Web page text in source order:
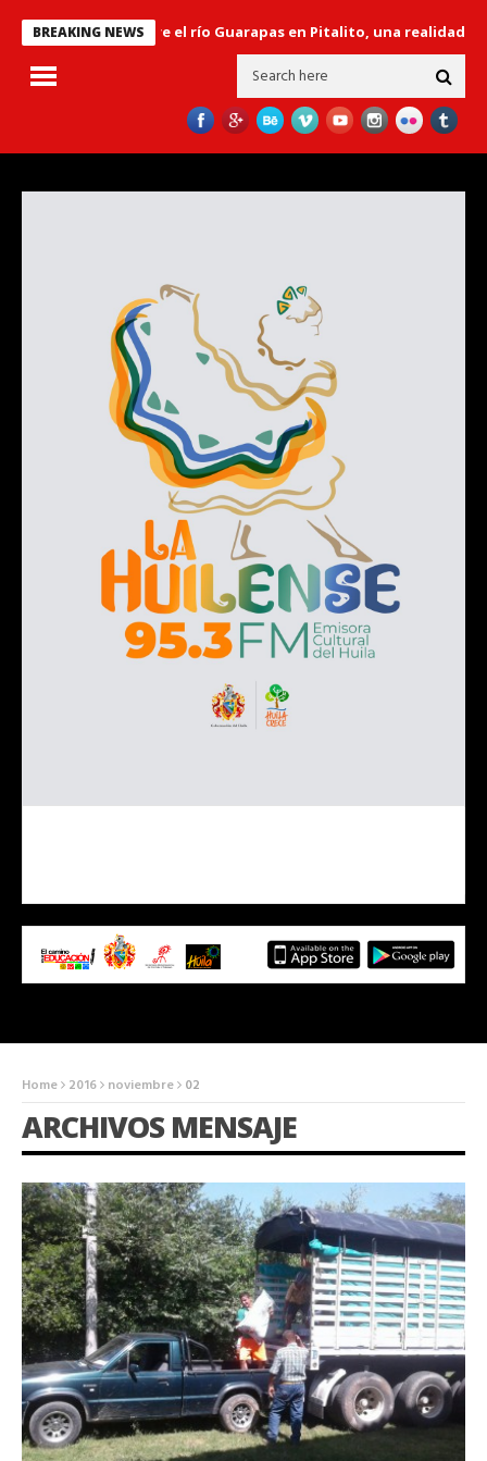
BREAKING NEWS
Libertador’ sobre el río Guarapas en Pitalito, una realidad en el
Home 2016 noviembre 02
ARCHIVOS MENSAJE